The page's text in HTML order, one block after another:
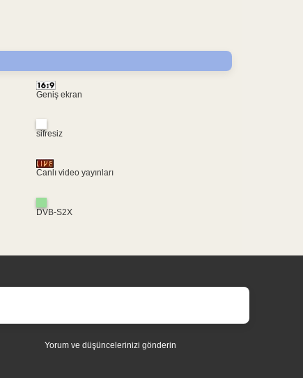
Geniş ekran
sifresiz
Canlı video yayınları
DVB-S2X
Yorum ve düşüncelerinizi gönderin